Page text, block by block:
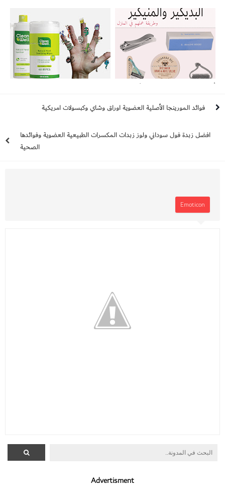
افضل ماسكات للوجه في اي هيرب لتنظيف
ومعالجة البشرة
وطبي بمكونات طبيعية لاتسبب الحساسية من
اي هيرب
أدوات البديكير والمنيكير والعناية بالأظافر
فوائد المورينجا الأصلية العضوية اوراق وشاي وكبسولات امريكية
افضل زبدة فول سوداني ولوز زبدات المكسرات الطبيعية العضوية وفوائدها
الصحية
Emoticon
Advertisment